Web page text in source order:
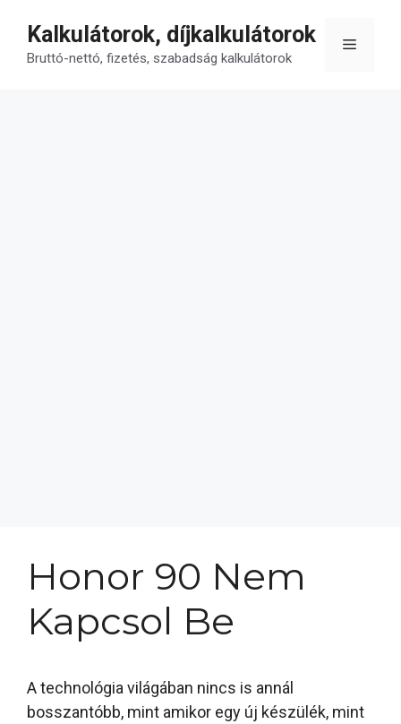
tartalomba
Kalkulátorok, díjkalkulátorok
Bruttó-nettó, fizetés, szabadság kalkulátorok
Menü
Honor 90 Nem
Kapcsol Be
A technológia világában nincs is annál
bosszantóbb, mint amikor egy új készülék, mint